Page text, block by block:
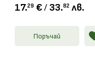
17.29 € / 33.82 лв.
Поръчай